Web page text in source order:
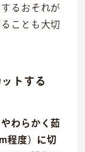
るおそれが
ことも大切
トする
わらかく茹
程度）に切